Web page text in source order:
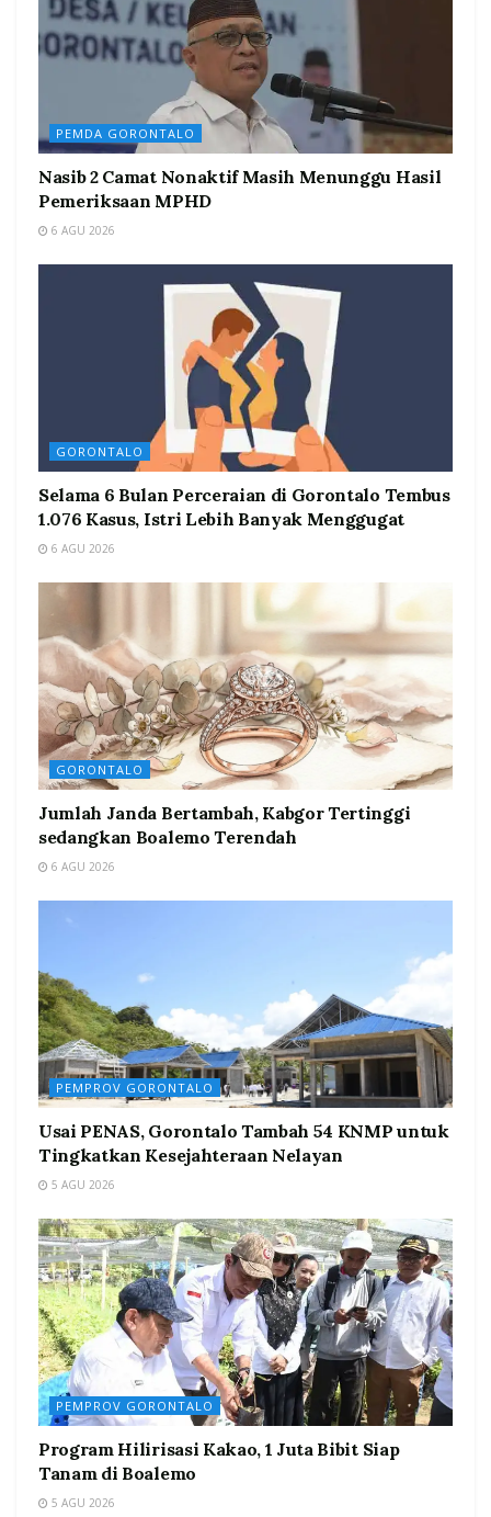
PEMDA GORONTALO
Nasib 2 Camat Nonaktif Masih Menunggu Hasil
Pemeriksaan MPHD
6 AGU 2026
GORONTALO
Selama 6 Bulan Perceraian di Gorontalo Tembus
1.076 Kasus, Istri Lebih Banyak Menggugat
6 AGU 2026
GORONTALO
Jumlah Janda Bertambah, Kabgor Tertinggi
sedangkan Boalemo Terendah
6 AGU 2026
PEMPROV GORONTALO
Usai PENAS, Gorontalo Tambah 54 KNMP untuk
Tingkatkan Kesejahteraan Nelayan
5 AGU 2026
PEMPROV GORONTALO
Program Hilirisasi Kakao, 1 Juta Bibit Siap
Tanam di Boalemo
5 AGU 2026